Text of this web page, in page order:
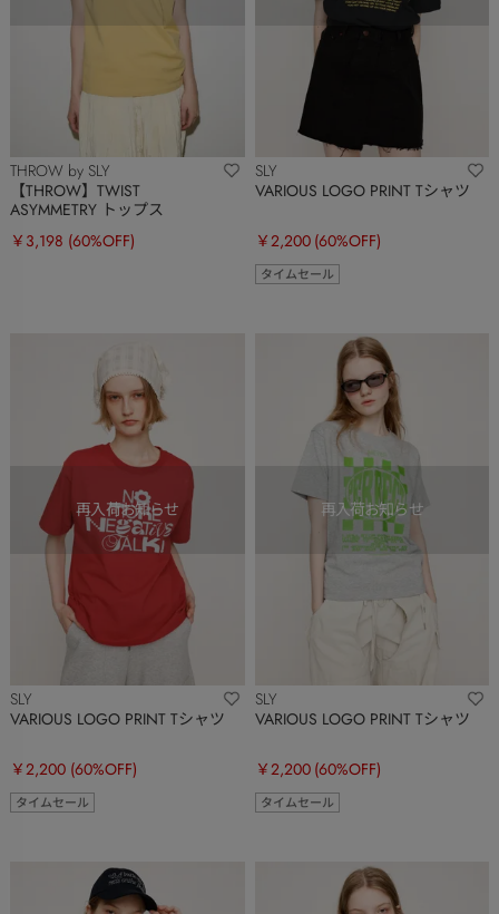
THROW by SLY
【THROW】TWIST
ASYMMETRY トップス
￥3,198 (60%OFF)
SLY
VARIOUS LOGO PRINT Tシャツ
￥2,200 (60%OFF)
タイムセール
SLY
VARIOUS LOGO PRINT Tシャツ
￥2,200 (60%OFF)
タイムセール
SLY
VARIOUS LOGO PRINT Tシャツ
￥2,200 (60%OFF)
タイムセール